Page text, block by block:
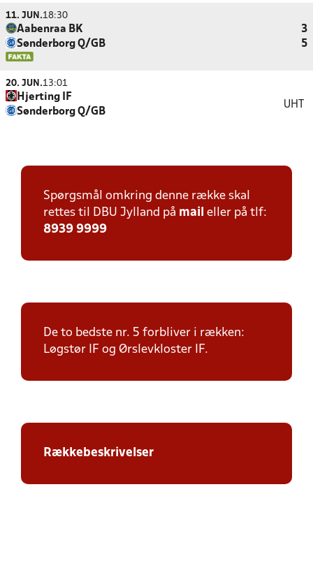
11. JUN.18:30
Aabenraa BK
3
Sønderborg Q/GB
5
20. JUN.13:01
Hjerting IF
Sønderborg Q/GB
UHT
Spørgsmål omkring denne række skal
rettes til DBU Jylland på mail eller på tlf:
8939 9999
De to bedste nr. 5 forbliver i rækken:
Løgstør IF og Ørslevkloster IF.
Rækkebeskrivelser